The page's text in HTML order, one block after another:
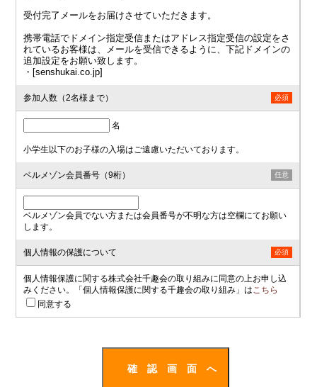
受付完了メールをお届けさせていただきます。
携帯電話でドメイン指定受信またはアドレス指定受信の設定をさ
れているお客様は、メールを受信できるように、下記ドメインの
追加設定をお願い致します。
・[senshukai.co.jp]
参加人数（2名様まで） 必須
名
小学生以下のお子様の入場はご遠慮いただいております。
ベルメゾン会員番号（9桁） 任意
ベルメゾン会員でない方または会員番号が不明な方は空欄にてお願い
します。
個人情報の保護について 必須
個人情報保護に関する株式会社千趣会の取り組みに同意の上お申し込
みください。「個人情報保護に関する千趣会の取り組み」はこちら
同意する